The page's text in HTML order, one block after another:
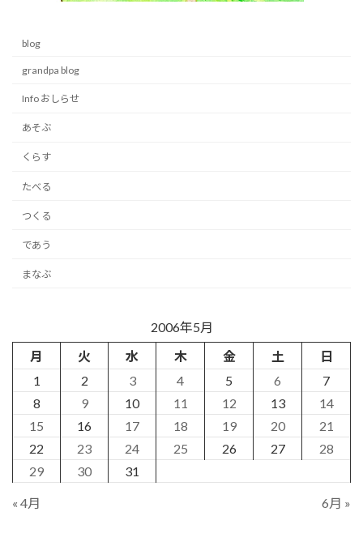
blog
grandpa blog
Info おしらせ
あそぶ
くらす
たべる
つくる
であう
まなぶ
2006年5月
月
火 水 木 金 土
日
1
2 3 4 5 6
7
8
9 10 11 12 13
14
15
16 17 18 19 20
21
22
23 24 25 26 27
28
29
30 31
« 4月 6月 »